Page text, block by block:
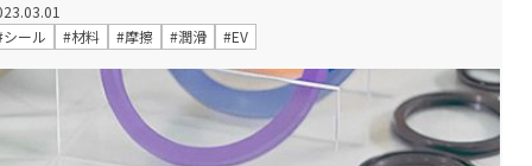
シール
#材料 #摩擦 #潤滑 #EV